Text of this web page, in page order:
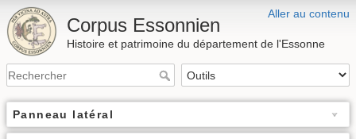
Aller au contenu
Corpus Essonnien
Histoire et patrimoine du département de l'Essonne
Panneau latéral